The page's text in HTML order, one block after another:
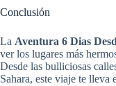
Conclusión
La Aventura 6 Dias
ver los lugares más
Desde las bulliciosas
Sahara, este viaje te